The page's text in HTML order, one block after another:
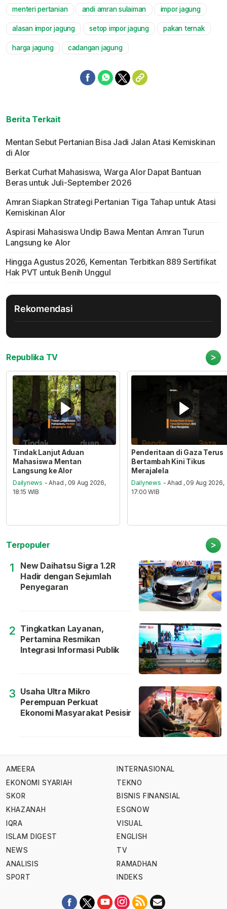
Mute
menteri pertanian andi amran sulaiman impor jagung
alasan impor jagung setop impor jagung pakan ternak
harga jagung cadangan jagung
Berita Terkait
Mentan Sebut Pertanian Bisa Jadi Jalan Atasi Kemiskinan
di Alor
Berkat Curhat Mahasiswa, Warga Alor Dapat Bantuan
Beras untuk Juli-September 2026
Amran Siapkan Strategi Pertanian Tiga Tahap untuk Atasi
Kemiskinan Alor
Aspirasi Mahasiswa Undip Bawa Mentan Amran Turun
Langsung ke Alor
Hingga Agustus 2026, Kementan Terbitkan 889 Sertifikat
Hak PVT untuk Benih Unggul
Rekomendasi
Republika TV >
Tindak Lanjut Aduan
Mahasiswa Mentan
Langsung ke Alor
Dailynews - Ahad , 09 Aug 2026,
18:15 WIB
Penderitaan di Gaza Terus
Bertambah Kini Tikus
Merajalela
Dailynews - Ahad , 09 Aug 2026,
17:00 WIB
Terpopuler >
1
New Daihatsu Sigra 1.2R
Hadir dengan Sejumlah
Penyegaran
2 Tingkatkan Layanan,
Pertamina Resmikan
Integrasi Informasi Publik
3 Usaha Ultra Mikro
Perempuan Perkuat
Ekonomi Masyarakat Pesisir
AMEERA
EKONOMI SYARIAH
SKOR
KHAZANAH
IQRA
ISLAM DIGEST
NEWS
ANALISIS
SPORT
INTERNASIONAL
TEKNO
BISNIS FINANSIAL
ESGNOW
VISUAL
ENGLISH
TV
RAMADHAN
INDEKS